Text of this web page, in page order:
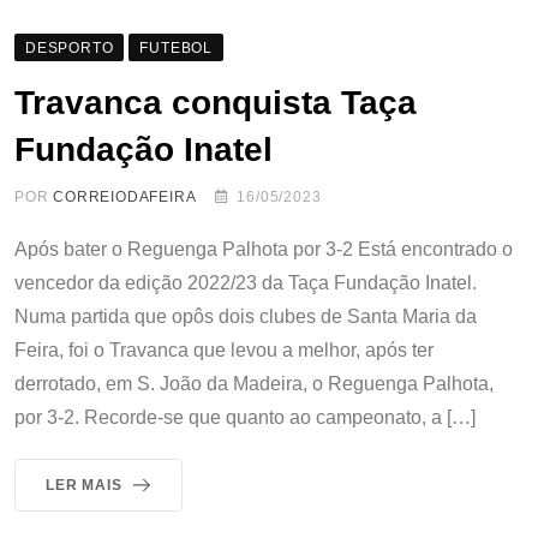
DESPORTO FUTEBOL
Travanca conquista Taça
Fundação Inatel
PORCORREIODAFEIRA 16/05/2023
Após bater o Reguenga Palhota por 3-2 Está encontrado o
vencedor da edição 2022/23 da Taça Fundação Inatel.
Numa partida que opôs dois clubes de Santa Maria da
Feira, foi o Travanca que levou a melhor, após ter
derrotado, em S. João da Madeira, o Reguenga Palhota,
por 3-2. Recorde-se que quanto ao campeonato, a […]
LER MAIS